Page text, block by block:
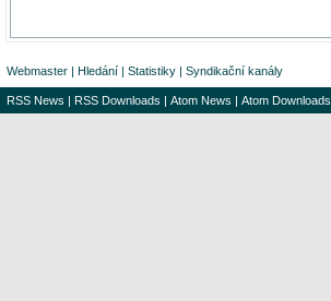
Webmaster | Hledání | Statistiky | Syndikační kanály
RSS News | RSS Downloads | Atom News | Atom Downloads